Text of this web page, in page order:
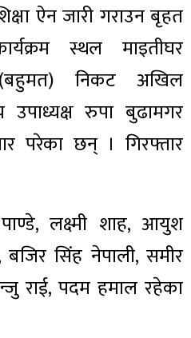
ऐन जारी गराउन बृहत
स्थल माइतीघर
निकट अखिल
उपाध्यक्ष रुपा बुढामगर
परेका छन् । गिरफ्तार
लक्ष्मी शाह, आयुश
बजिर सिंह नेपाली, समीर
राई, पदम हमाल रहेका